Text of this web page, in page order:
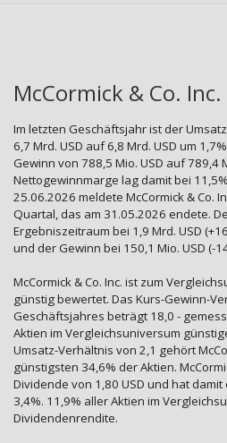
McCormick & Co.
Im letzten Geschäftsjahr ist der
6,7 Mrd. USD auf 6,8 Mrd. USD um
Gewinn von 788,5 Mio. USD auf 789,4
Nettogewinnmarge lag damit bei
25.06.2026 meldete McCormick & Co.
Quartal, das am 31.05.2026 endete.
Ergebniszeitraum bei 1,9 Mrd. USD
und der Gewinn bei 150,1 Mio. USD (-
McCormick & Co. Inc. ist zum
günstig bewertet. Das Kurs-Gewinn-
Geschäftsjahres beträgt 18,0 -
Aktien im Vergleichsuniversum
Umsatz-Verhältnis von 2,1 gehört
günstigsten 34,6% der Aktien.
Dividende von 1,80 USD und hat
3,4%. 11,9% aller Aktien im
Dividendenrendite.